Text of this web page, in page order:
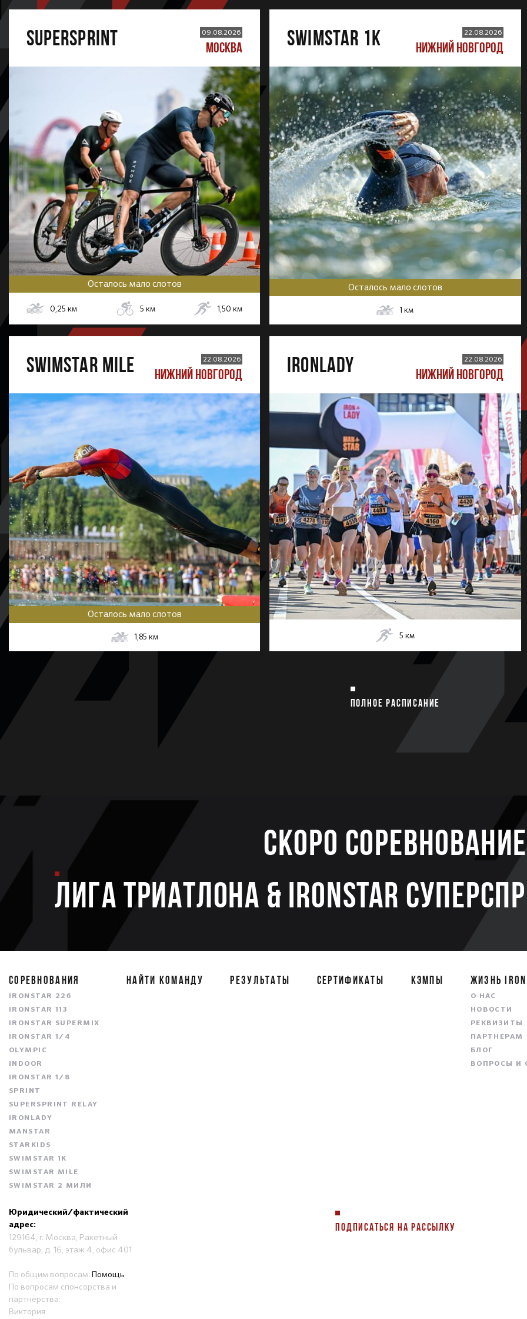
SUPERSPRINT 09.08.2026
МОСКВА
Осталось мало слотов
0,25 км 5 км 1,50км
SWIMSTAR 1K 22.08.2026
НИЖНИЙ НОВГОРОД
Осталось мало слотов
1км
SWIMSTAR MILE 22.08.2026
НИЖНИЙ НОВГОРОД
Осталось мало слотов
1,85 км
IRONLADY 22.08.2026
НИЖНИЙ НОВГОРОД
5 км
ПОЛНОЕ РАСПИСАНИЕ
Скоро соревнование
ЛИГА ТРИАТЛОНА & IRONSTAR
СОРЕВНОВАНИЯ
IRONSTAR 226
IRONSTAR 113
IRONSTAR SUPERMIX
IRONSTAR 1/4
OLYMPIC
INDOOR
IRONSTAR 1/8
SPRINT
SUPERSPRINT RELAY
IRONLADY
MANSTAR
STARKIDS
SWIMSTAR 1K
SWIMSTAR MILE
SWIMSTAR 2 МИЛИ
НАЙТИ КОМАНДУ РЕЗУЛЬТАТЫ СЕРТИФИКАТЫ КЭМПЫ ЖИЗНЬ
О НАС
НОВОСТИ
РЕКВИЗИТЫ
ПАРТНЕРАМ
БЛОГ
ВОПРОСЫ И
ПОДПИСАТЬСЯ НА РАССЫЛКУ
Юридический/фактический
адрес:
129164, г. Москва, Ракетный
бульвар, д. 16, этаж 4, офис 401
По общим вопросам: Помощь
По вопросам спонсорства и
партнерства:
Виктория